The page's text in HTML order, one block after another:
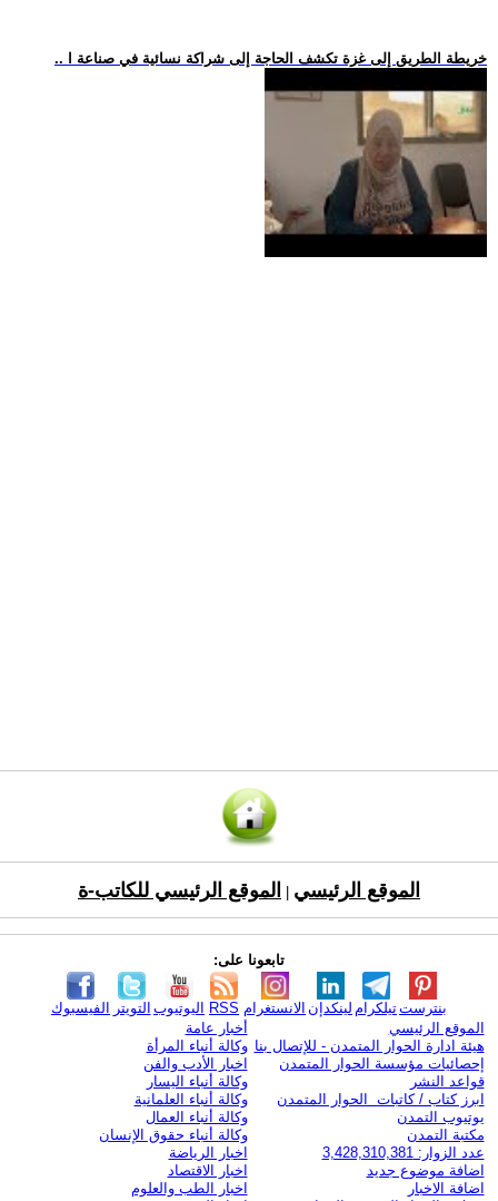
.. خريطة الطريق إلى غزة تكشف الحاجة إلى شراكة نسائية في صناعة ا
الموقع الرئيسي الموقع الرئيسي للكاتب-ة
تابعونا على:
الفيسبوك التويتر اليوتيوب RSS الانستغرام لينكدإن تيلكرامبنترست
الموقع الرئيسي
هيئة ادارة الحوار المتمدن - للإتصال بنا
إحصائيات مؤسسة الحوار المتمدن
قواعد النشر
ابرز كتاب / كاتبات الحوار المتمدن
يوتيوب التمدن
مكتبة التمدن
عدد الزوار: 3,428,310,381
اضافة موضوع جديد
اضافة الاخبار
أخبار عامة
وكالة أنباء المرأة
اخبار الأدب والفن
وكالة أنباء اليسار
وكالة أنباء العلمانية
وكالة أنباء العمال
وكالة أنباء حقوق الإنسان
اخبار الرياضة
اخبار الاقتصاد
اخبار الطب والعلوم